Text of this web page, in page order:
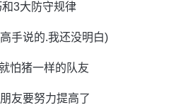
3大防守规律
手说的.我还没明白)
怕猪一样的队友
友要努力提高了